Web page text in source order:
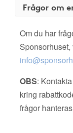
Frågor om
Om du har
OBS:
kring
frågor